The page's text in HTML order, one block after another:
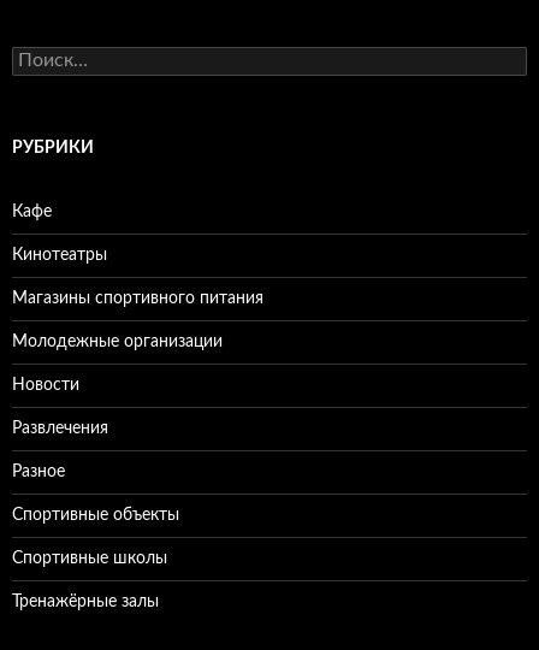
Н
а
иРУБРИКИ
Кафе
Кинотеатры
Магазины спортивного питания
Молодежные организации
Новости
Развлечения
Разное
Спортивные объекты
Спортивные школы
Тренажёрные залы